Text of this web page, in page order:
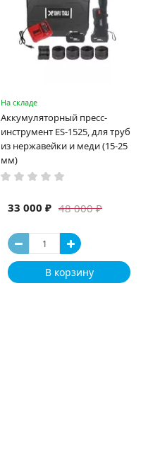
На складе
Аккумуляторный пресс-
инструмент ES-1525, для труб
из нержавейки и меди (15-25
мм)
48 000 ₽
33 000 ₽
В корзину